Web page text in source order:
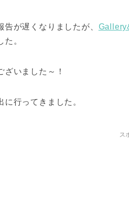
告が遅くなりましたが、
た。
ざいました～！
に行ってきました。
ス